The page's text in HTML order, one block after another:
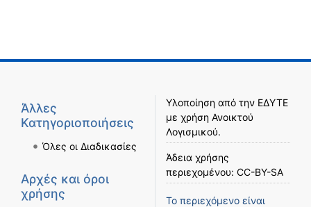
Άλλες
Κατηγοριοποιήσεις
Όλες οι Διαδικασίες
Αρχές και όροι
χρήσης
Υλοποίηση από την ΕΔΥΤΕ
με χρήση Ανοικτού
Λογισμικού.
Άδεια χρήσης
περιεχομένου: CC-BY-SA
Το περιεχόμενο είναι